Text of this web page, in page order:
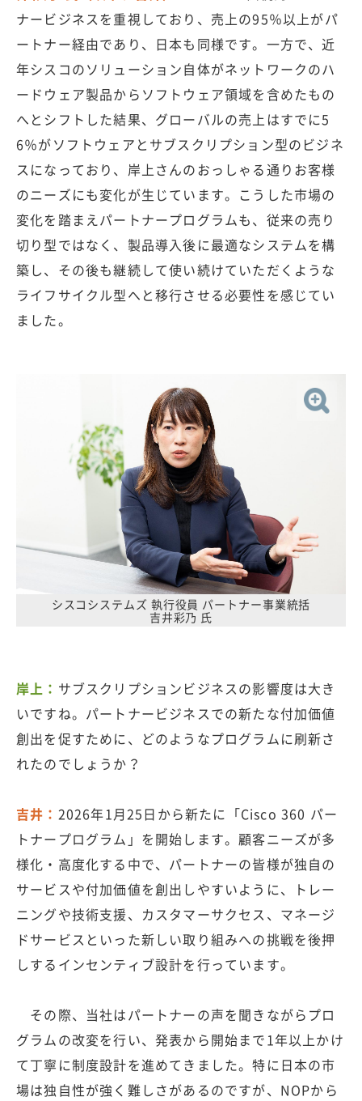
ナービジネスを重視しており、売上の95％以上がパ
ートナー経由であり、日本も同様です。一方で、近
年シスコのソリューション自体がネットワークのハ
ードウェア製品からソフトウェア領域を含めたもの
へとシフトした結果、グローバルの売上はすでに5
6％がソフトウェアとサブスクリプション型のビジネ
スになっており、岸上さんのおっしゃる通りお客様
のニーズにも変化が生じています。こうした市場の
変化を踏まえパートナープログラムも、従来の売り
切り型ではなく、製品導入後に最適なシステムを構
築し、その後も継続して使い続けていただくような
ライフサイクル型へと移行させる必要性を感じてい
ました。
シスコシステムズ 執行役員 パートナー事業統括
吉井彩乃 氏
岸上： サブスクリプションビジネスの影響度は大き
いですね。パートナービジネスでの新たな付加価値
創出を促すために、どのようなプログラムに刷新さ
れたのでしょうか？
吉井： 2026年1月25日から新たに「Cisco 360 パー
トナープログラム」を開始します。顧客ニーズが多
様化・高度化する中で、パートナーの皆様が独自の
サービスや付加価値を創出しやすいように、トレー
ニングや技術支援、カスタマーサクセス、マネージ
ドサービスといった新しい取り組みへの挑戦を後押
しするインセンティブ設計を行っています。
その際、当社はパートナーの声を聞きながらプロ
グラムの改変を行い、発表から開始まで1年以上かけ
て丁寧に制度設計を進めてきました。特に日本の市
場は独自性が強く難しさがあるのですが、NOPから